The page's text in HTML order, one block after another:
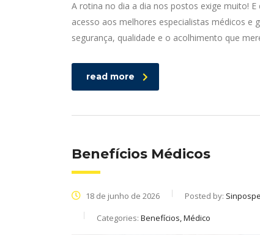
A rotina no dia a dia nos postos exige muito!
acesso aos melhores especialistas médicos e
segurança, qualidade e o acolhimento que
read more
Benefícios Médicos
18 de junho de 2026 Posted by:
Categories: Benefícios, Médico